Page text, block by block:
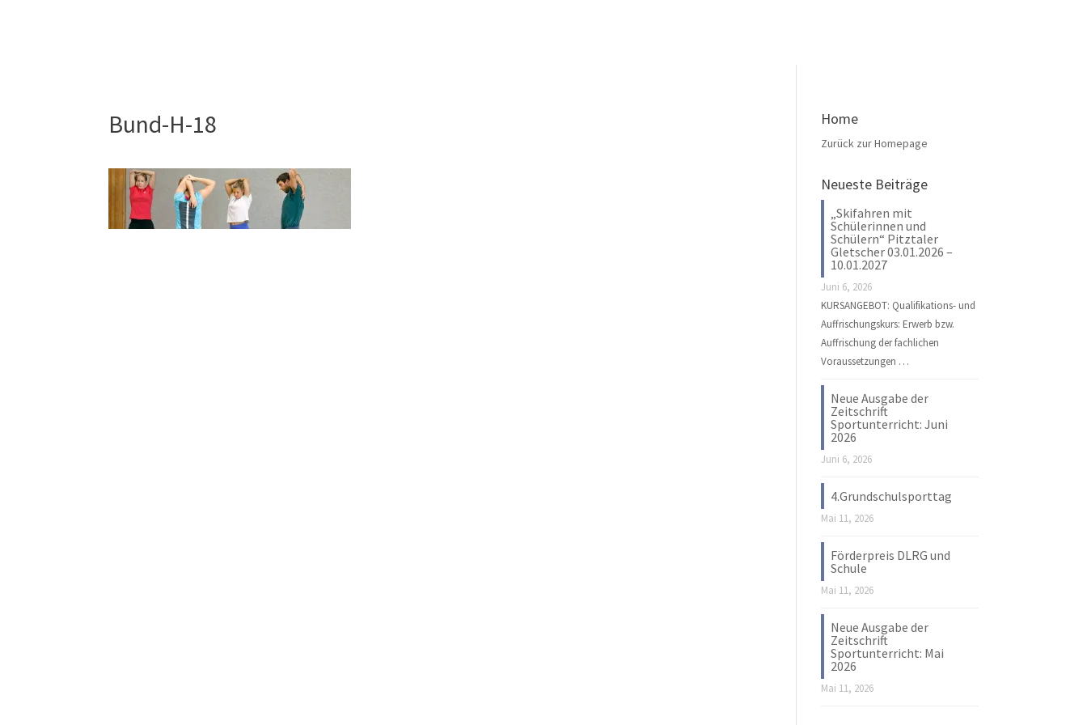
Bund-H-18 Home
Zurück zur Homepage
Neueste Beiträge
„Skifahren mit
Schülerinnen und
Schülern“ Pitztaler
Gletscher 03.01.2026 –
10.01.2027
Juni 6, 2026
KURSANGEBOT: Qualifikations- und
Auffrischungskurs: Erwerb bzw.
Auffrischung der fachlichen
Voraussetzungen …
Neue Ausgabe der
Zeitschrift
Sportunterricht: Juni
2026
Juni 6, 2026
4.Grundschulsporttag
Mai 11, 2026
Förderpreis DLRG und
Schule
Mai 11, 2026
Neue Ausgabe der
Zeitschrift
Sportunterricht: Mai
2026
Mai 11, 2026